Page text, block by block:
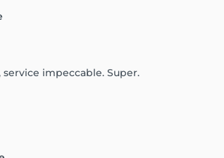
service impeccable. Super.